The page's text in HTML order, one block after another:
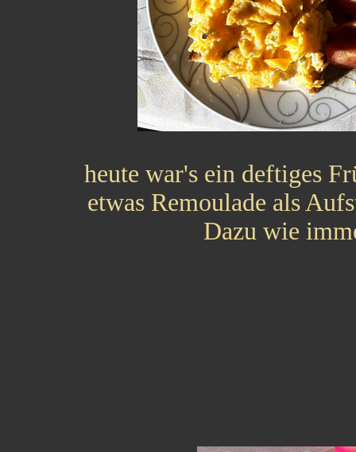
heute war's ein deftiges
etwas Remoulade als
Dazu wie